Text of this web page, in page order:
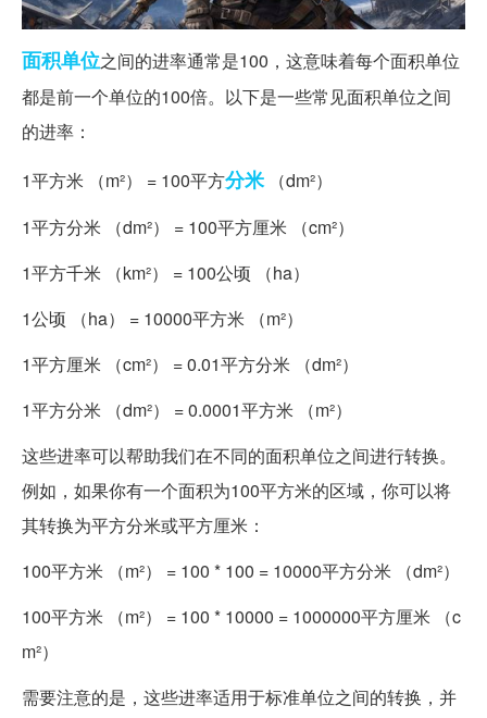
面积单位之间的进率通常是100，这意味着每个面积单位
都是前一个单位的100倍。以下是一些常见面积单位之间
的进率：
1平方米 （m²） = 100平方分米（dm²）
1平方分米 （dm²） = 100平方厘米 （cm²）
1平方千米 （km²） = 100公顷 （ha）
1公顷 （ha） = 10000平方米 （m²）
1平方厘米 （cm²） = 0.01平方分米 （dm²）
1平方分米 （dm²） = 0.0001平方米 （m²）
这些进率可以帮助我们在不同的面积单位之间进行转换。
例如，如果你有一个面积为100平方米的区域，你可以将
其转换为平方分米或平方厘米：
100平方米 （m²） = 100 * 100 = 10000平方分米 （dm²）
100平方米 （m²） = 100 * 10000 = 1000000平方厘米 （c
m²）
需要注意的是，这些进率适用于标准单位之间的转换，并